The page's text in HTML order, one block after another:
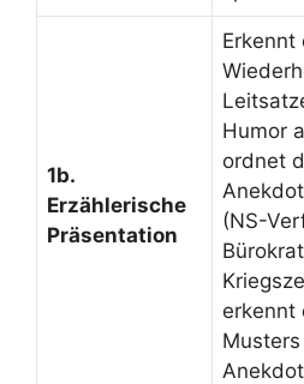
1b.
Erzählerische
Präsentation
Erkennt
Humor
ordnet
(NS-
erkennt